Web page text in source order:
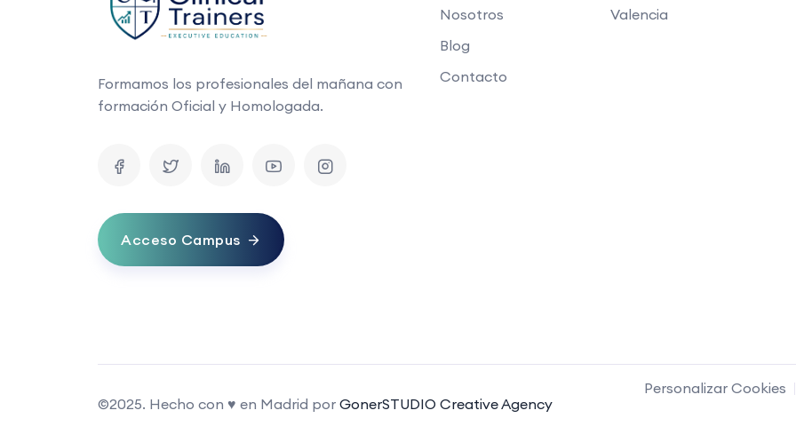
Formamos los profesionales del mañana con
formación Oficial y Homologada.
Acceso Campus
Nosotros
Blog
Contacto
Valencia
©2025. Hecho con ♥ en Madrid por GonerSTUDIO Creative Agency
Personalizar Cookies